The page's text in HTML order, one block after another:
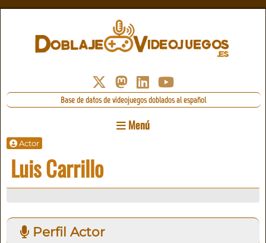
Base de datos de videojuegos doblados al español
Menú
Actor
Luis Carrillo
Perfil Actor